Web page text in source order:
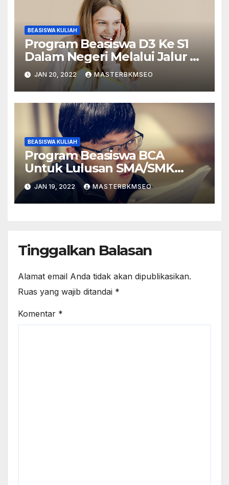
BEASISWA KULIAH
Program Beasiswa D3 Ke S1
Dalam Negeri Melalui Jalur S1
Ekstensi
JAN 20, 2022 MASTERBKMSEO
BEASISWA KULIAH
Program Beasiswa BCA
Untuk Lulusan SMA/SMK
Sederajat
JAN 19, 2022 MASTERBKMSEO
Tinggalkan Balasan
Alamat email Anda tidak akan dipublikasikan.
Ruas yang wajib ditandai *
Komentar *